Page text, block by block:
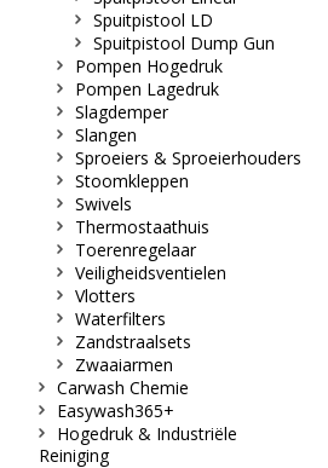
Spuitpistool LD
Spuitpistool Dump Gun
Pompen Hogedruk
Pompen Lagedruk
Slagdemper
Slangen
Sproeiers & Sproeierhouders
Stoomkleppen
Swivels
Thermostaathuis
Toerenregelaar
Veiligheidsventielen
Vlotters
Waterfilters
Zandstraalsets
Zwaaiarmen
Carwash Chemie
Easywash365+
Hogedruk & Industriële
Reiniging